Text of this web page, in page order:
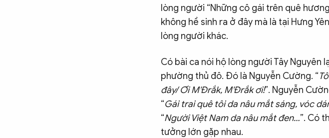
lòng người “Những cô gái trên quê
không hề sinh ra ở đây mà là tại Hưng
lòng người khác.
Có bài ca nói hộ lòng người Tây Nguyên
phường thủ đô. Đó là Nguyễn Cường. “
đây/ Ơi M'Đrắk, M'Đrắk ơi!”. Nguyễn
“Gái trai quê tôi da nâu mắt sáng, vóc
“Người Việt Nam da nâu mắt đen…”. Có
tưởng lớn gặp nhau.